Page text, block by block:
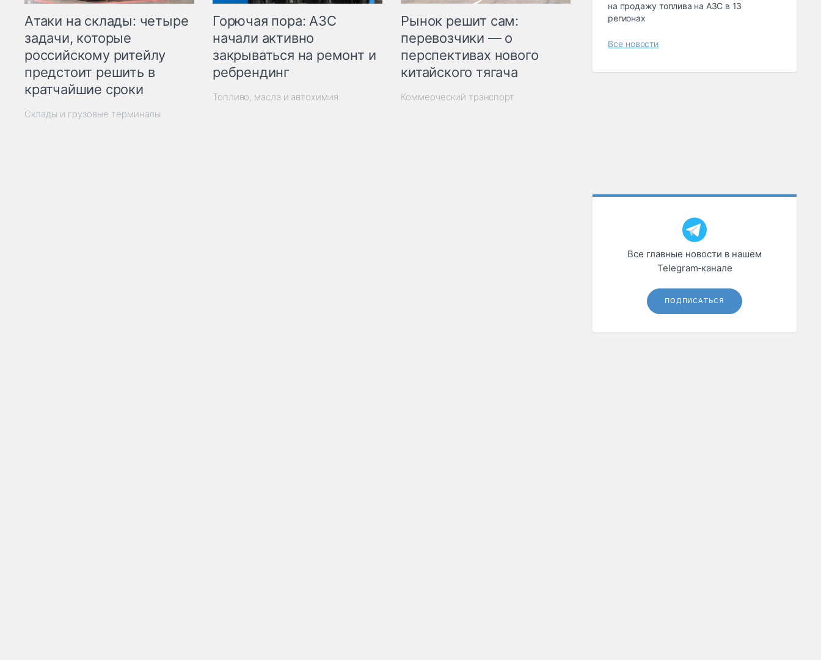
Атаки на склады: четыре
задачи, которые
российскому ритейлу
предстоит решить в
кратчайшие сроки
Склады и грузовые терминалы
Горючая пора: АЗС
начали активно
закрываться на ремонт и
ребрендинг
Топливо, масла и автохимия
Рынок решит сам:
перевозчики — о
перспективах нового
китайского тягача
Коммерческий транспорт
на продажу топлива на АЗС в 13
регионах
Все новости
Все главные новости в нашем
Telegram‑канале
ПОДПИСАТЬСЯ